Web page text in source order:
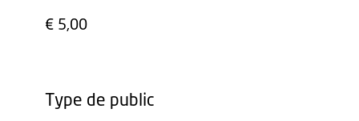
€ 5,00
Type de public